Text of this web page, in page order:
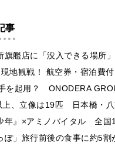
事
旗艦店に「没入できる場所
地観戦！ 航空券・宿泊費
を起用？ ONODERA
上、立像は19匹 日本橋・
年』×アミノバイタル 全国
ぽ」旅行前後の食事に約5